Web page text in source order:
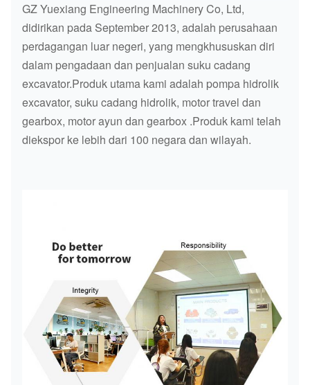
GZ Yuexiang Engineering Machinery Co, Ltd,
didirikan pada September 2013, adalah perusahaan
perdagangan luar negeri, yang mengkhususkan diri
dalam pengadaan dan penjualan suku cadang
excavator.Produk utama kami adalah pompa hidrolik
excavator, suku cadang hidrolik, motor travel dan
gearbox, motor ayun dan gearbox .Produk kami telah
diekspor ke lebih dari 100 negara dan wilayah.